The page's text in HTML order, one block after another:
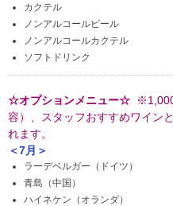
カクテル
ノンアルコールビール
ノンアルコールカクテル
ソフトドリンク
☆オプションメニュー☆
容）、スタッフおすすめワイン
れます。
＜7月＞
ラーデベルガー（ドイツ）
青島（中国）
ハイネケン（オランダ）